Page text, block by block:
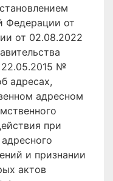
Федерации от
от 02.08.2022
№
адресах,
адресном
при
и признании
актов